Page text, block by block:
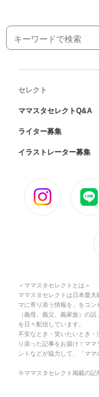
セレクト
ママスタセレクトQ&A
ライター募集
イラストレーター募集
＜ママスタセレクトとは＞
ママスタセレクトは日本最
マに寄り添う情報を」をコ
（義母、義父、義家族）の
を日々配信しています。
不安なとき・笑いたいとき
り添った記事をお届け！マ
ントなどが協力して、「ママ
※ママスタセレクト掲載の記